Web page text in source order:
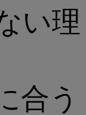
い理
合う